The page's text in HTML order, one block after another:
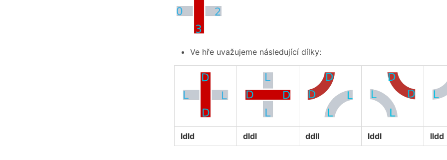
Ve hře uvažujeme následující dílky:
ldld dldl ddll lddl lldd